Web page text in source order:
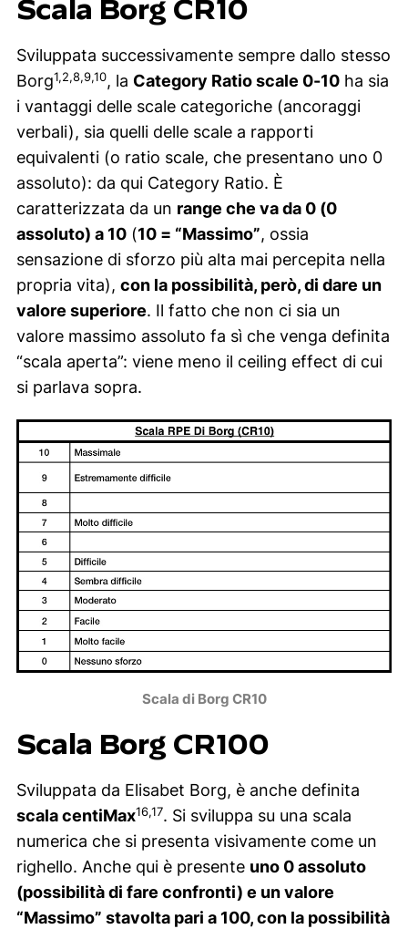
Scala Borg CR10
Sviluppata successivamente sempre dallo stesso
Borg1,2,8,9,10, la Category Ratio scale 0-10ha sia
i vantaggi delle scale categoriche (ancoraggi
verbali), sia quelli delle scale a rapporti
equivalenti (o ratio scale, che presentano uno 0
assoluto): da qui Category Ratio. È
caratterizzata da un range che va da 0 (0
assoluto) a 10(10 = “Massimo”, ossia
sensazione di sforzo più alta mai percepita nella
propria vita), con la possibilità, però, di dare un
valore superiore. Il fatto che non ci sia un
valore massimo assoluto fa sì che venga definita
“scala aperta”: viene meno il ceiling effect di cui
si parlava sopra.
Scala di Borg CR10
Scala Borg CR100
Sviluppata da Elisabet Borg, è anche definita
scala centiMax16,17. Si sviluppa su una scala
numerica che si presenta visivamente come un
righello. Anche qui è presente uno 0 assoluto
(possibilità di fare confronti) e un valore
“Massimo” stavolta pari a 100, con la possibilità